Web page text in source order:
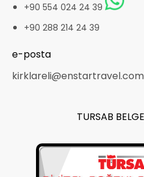
+90 554 024 24 39
+90 288 214 24 39
e-posta
TURSAB